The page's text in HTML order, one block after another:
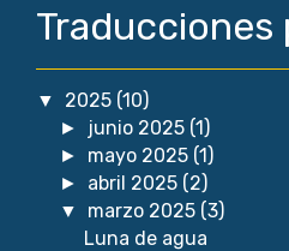
Traducciones
▼ 2025 (10)
► junio 2025 (1)
► mayo 2025 (1)
► abril 2025 (2)
▼ marzo 2025 (3)
Luna de agua